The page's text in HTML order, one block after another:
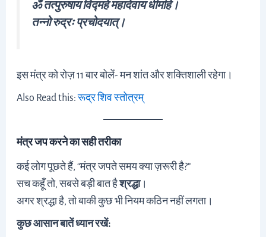
ॐ तत्पुरुषाय विद्महे महादेवाय धीमहि।
तन्नो रुद्रः प्रचोदयात्।
इस मंत्र को रोज़ 11 बार बोलें- मन शांत और शक्तिशाली रहेगा।
Also Read this:रूद्र शिव स्तोत्रम्
मंत्र जप करने का सही तरीका
कई लोग पूछते हैं, “मंत्र जपते समय क्या ज़रूरी है?”
सच कहूँ तो, सबसे बड़ी बात हैश्रद्धा।
अगर श्रद्धा है, तो बाकी कुछ भी नियम कठिन नहीं लगता।
कुछ आसान बातें ध्यान रखें: